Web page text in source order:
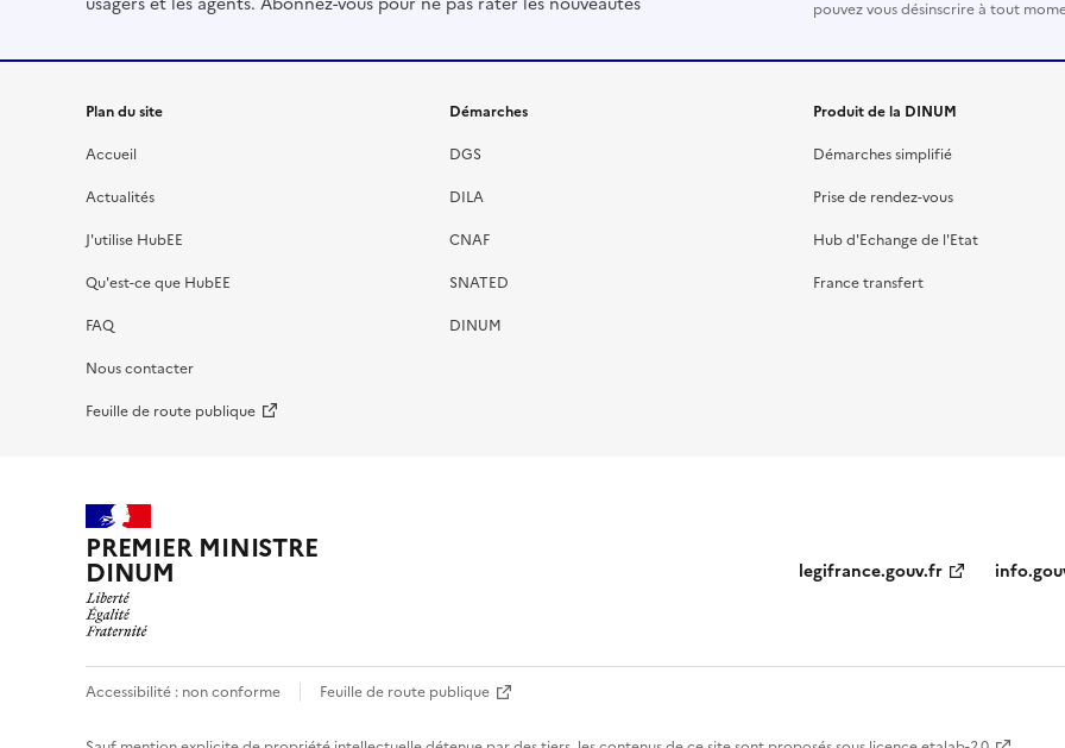
pouvez vous désinscrire à tout
Plan du site
Accueil
Actualités
J'utilise HubEE
Qu'est-ce que HubEE
FAQ
Nous contacter
Feuille de route publique
Démarches
DGS
DILA
CNAF
SNATED
DINUM
Produit de la DINUM
Démarches simplifié
Prise de rendez-vous
Hub d'Echange de l'Etat
France transfert
PREMIER MINISTRE
DINUM legifrance.gouv.fr
Accessibilité : non conforme Feuille de route publique